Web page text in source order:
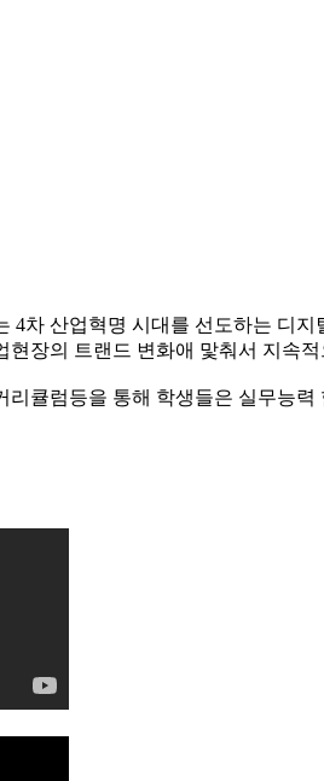
4차 산업혁명 시대를 선도하는 디
장의 트랜드 변화애 맟춰서 지속
큘럼등을 통해 학생들은 실무능